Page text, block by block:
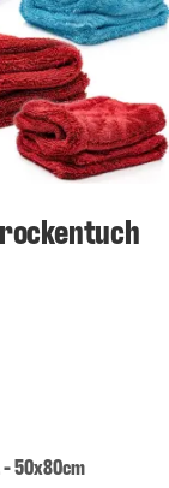
- 50x80cm